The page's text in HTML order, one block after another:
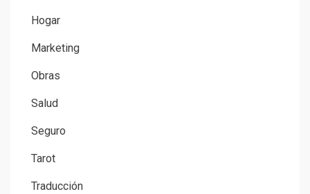
Hogar
Marketing
Obras
Salud
Seguro
Tarot
Traducción